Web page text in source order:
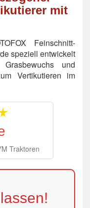
mit
Feinschnitt-
speziell entwickelt
und
Vertikutieren im
Traktoren